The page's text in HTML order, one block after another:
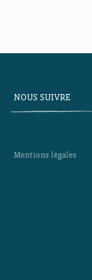
NOUS SUIVRE
Mentions légales